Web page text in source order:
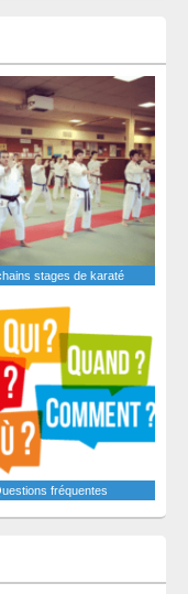
stages de karaté
fréquentes